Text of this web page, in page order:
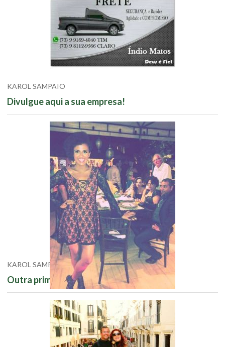
KAROL SAMPAIO
Divulgue aqui a sua empresa!
KAROL SAMPAIO
Outra primavera na conta